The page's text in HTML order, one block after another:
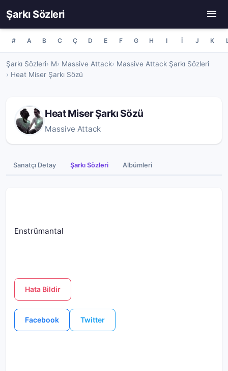
Şarkı Sözleri
# A B C Ç D E F G H I İ J K
Şarkı Sözleri M Massive Attack
Massive Attack Şarkı Sözleri
Heat Miser Şarkı Sözü
Heat Miser Şarkı Sözü
Massive Attack
Sanatçı Detay Şarkı Sözleri Albümleri
Enstrümantal
Hata Bildir
Facebook Twitter